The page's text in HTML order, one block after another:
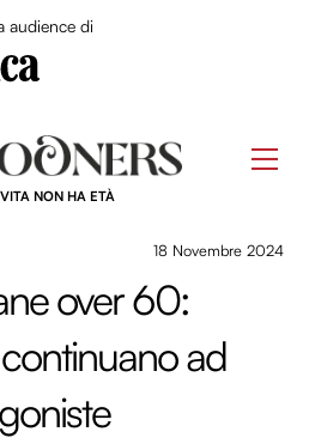
audience di
NON HA ETÀ
18 Novembre 2024
over 60:
ad